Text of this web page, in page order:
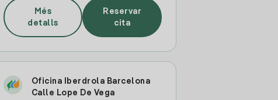
Més
detalls
Reservar
cita
Oficina Iberdrola Barcelona
Calle Lope De Vega